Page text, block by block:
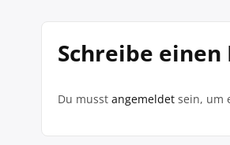
Schreibe
Du musst angemeldet sein, um